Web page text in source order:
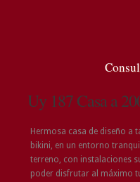
Uy 187 Casa a
Hermosa casa de diseño a
bikini, en un entorno
terreno, con instalaciones
poder disfrutar al máximo